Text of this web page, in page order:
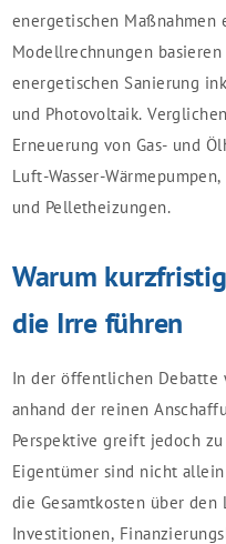
energetischen Maßnahmen
Modellrechnungen
energetischen Sanierung
und Photovoltaik.
Erneuerung von Gas- und
Luft-Wasser-
und Pelletheizungen.
Warum
die Irre führen
In der öffentlichen Debatte
anhand der reinen
Perspektive greift jedoch
Eigentümer sind nicht
die Gesamtkosten über den
Investitionen,